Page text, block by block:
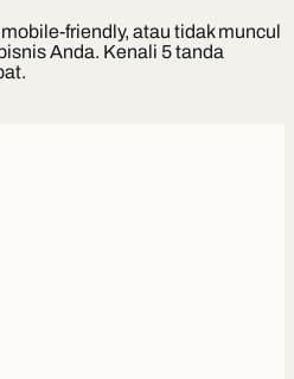
friendly, atau tidak muncul
Anda. Kenali 5 tanda